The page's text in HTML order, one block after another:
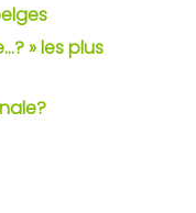
» les plus